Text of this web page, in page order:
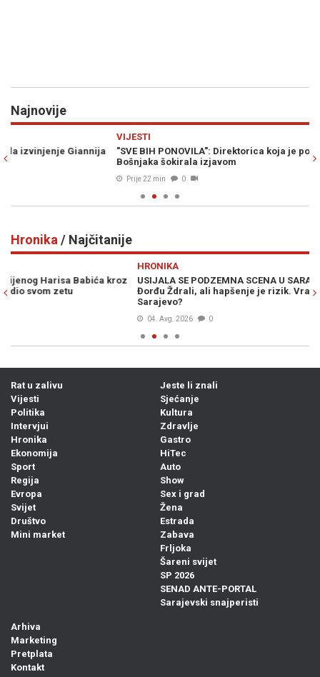
Najnovije
"SVE BIH PONOVILA": Direktorica koja je potpisala otkaze za 22
Bošnjaka šokirala izjavom
Hronika / Najčitanije
USIJALA SE PODZEMNA SCENA U SARAJEVU: OSA ušla u trag
Đorđu Ždrali, ali hapšenje je rizik. Vraća li se Darko Elez u
Rat u zalivu
Vijesti
Politika
Intervjui
Hronika
Ekonomija
Sport
Regija
Evropa
Svijet
Društvo
Mini market
Jeste li znali
Sjećanje
Kultura
Zdravlje
Gastro
HiTec
Auto
Show
Sex i grad
Žena
Estrada
Zabava
Frljoka
Šareni svijet
SP 2026
SENAD ANTE-PORTAL
Sarajevski snajperisti
Arhiva
Marketing
Pretplata
Kontakt